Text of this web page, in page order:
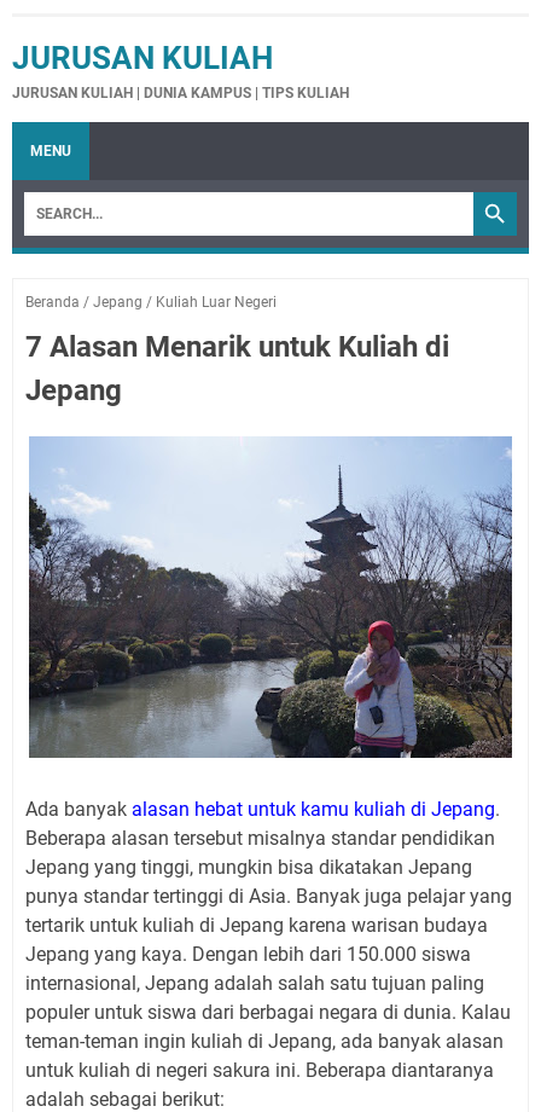
JURUSAN KULIAH
JURUSAN KULIAH | DUNIA KAMPUS | TIPS KULIAH
MENU
Beranda / Jepang / Kuliah Luar Negeri
7 Alasan Menarik untuk Kuliah di
Jepang
Ada banyak alasan hebat untuk kamu kuliah di Jepang.
Beberapa alasan tersebut misalnya standar pendidikan
Jepang yang tinggi, mungkin bisa dikatakan Jepang
punya standar tertinggi di Asia. Banyak juga pelajar yang
tertarik untuk kuliah di Jepang karena warisan budaya
Jepang yang kaya. Dengan lebih dari 150.000 siswa
internasional, Jepang adalah salah satu tujuan paling
populer untuk siswa dari berbagai negara di dunia. Kalau
teman-teman ingin kuliah di Jepang, ada banyak alasan
untuk kuliah di negeri sakura ini. Beberapa diantaranya
adalah sebagai berikut: